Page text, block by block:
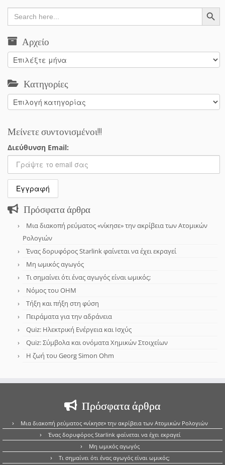
Search
for:
Search Button
Αρχείο
Αρχείο
Κατηγορίες
Κατηγορίες
Μείνετε συντονισμένοι!!!
Διεύθυνση Email:
Πρόσφατα άρθρα
Μια διακοπή ρεύματος «νίκησε» την ακρίβεια των Ατομικών
Ρολογιών
Ένας δορυφόρος Starlink φαίνεται να έχει εκραγεί
Μη ωμικός αγωγός
Τι σημαίνει ότι ένας αγωγός είναι ωμικός;
Νόμος του OHM
Τήξη και πήξη στη φύση
Πειράματα για την αδράνεια
Quiz: Ηλεκτρική Ενέργεια και Ισχύς
Quiz: Σύμβολα και ονόματα Χημικών Στοιχείων
Η ζωή του Georg Simon Ohm
Πρόσφατα άρθρα
Μια διακοπή ρεύματος «νίκησε» την ακρίβεια των Ατομικών Ρολογιών
Ένας δορυφόρος Starlink φαίνεται να έχει εκραγεί
Μη ωμικός αγωγός
Τι σημαίνει ότι ένας αγωγός είναι ωμικός;